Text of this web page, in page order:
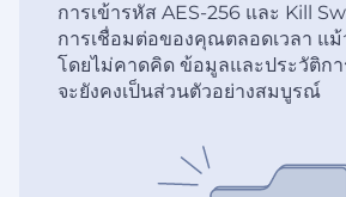
การเข้ารหัส AES-256 และ Kill
การเชื่อมต่อของคุณตลอดเวลา แ
โดยไม่คาดคิด ข้อมูลและประวัติก
จะยังคงเป็นส่วนตัวอย่างสมบูรณ์